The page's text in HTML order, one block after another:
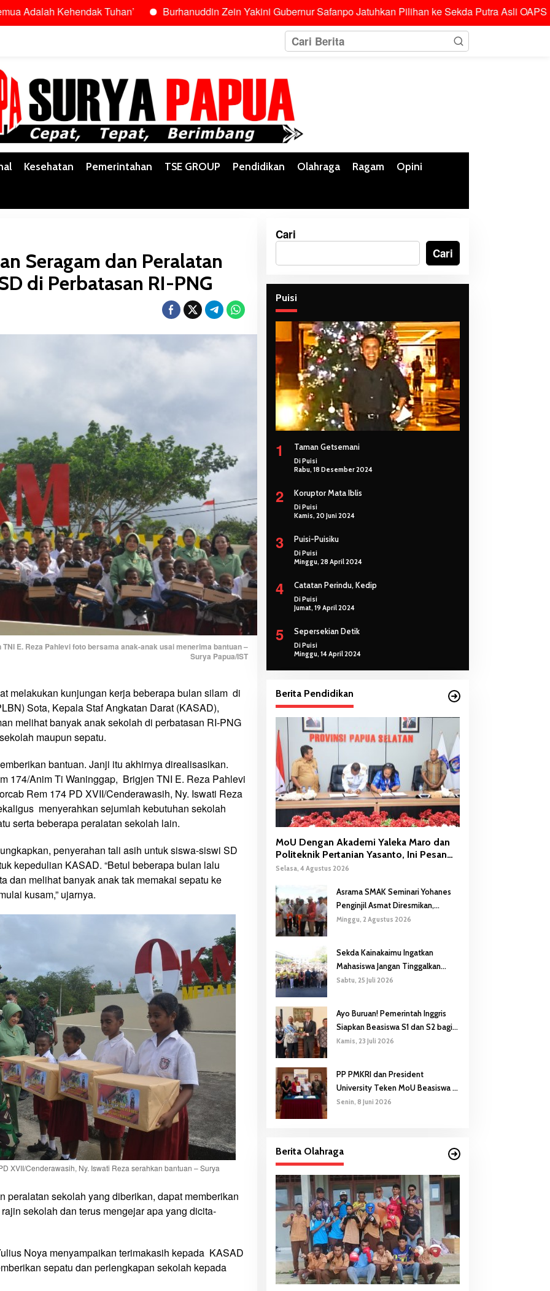
Tuhan’ Burhanuddin Zein Yakini Gubernur Safanpo Jatuhkan Pilihan ke Sekda Putra Asli OAPS Tolak
Kesehatan Pemerintahan TSE GROUP Pendidikan Olahraga Ragam Opini
Seragam dan Peralatan
di Perbatasan RI-PNG
E. Reza Pahlevi foto bersama anak-anak usai menerima bantuan –
Surya Papua/IST
melakukan kunjungan kerja beberapa bulan silam di
Sota, Kepala Staf Angkatan Darat (KASAD),
melihat banyak anak sekolah di perbatasan RI-PNG
maupun sepatu.
bantuan. Janji itu akhirnya direalisasikan.
174/Anim Ti Waninggap, Brigjen TNI E. Reza Pahlevi
Rem 174 PD XVII/Cenderawasih, Ny. Iswati Reza
menyerahkan sejumlah kebutuhan sekolah
serta beberapa peralatan sekolah lain.
penyerahan tali asih untuk siswa-siswi SD
kepedulian KASAD. “Betul beberapa bulan lalu
dan melihat banyak anak tak memakai sepatu ke
kusam,” ujarnya.
XVII/Cenderawasih, Ny. Iswati Reza serahkan bantuan – Surya
peralatan sekolah yang diberikan, dapat memberikan
sekolah dan terus mengejar apa yang dicita-
Noya menyampaikan terimakasih kepada KASAD
sepatu dan perlengkapan sekolah kepada
Cari
Cari
Puisi
1 Taman Getsemani
Di Puisi
Rabu, 18 Desember 2024
2 Koruptor Mata Iblis
Di Puisi
Kamis, 20 Juni 2024
3 Puisi-Puisiku
Di Puisi
Minggu, 28 April 2024
4 Catatan Perindu, Kedip
Di Puisi
Jumat, 19 April 2024
5 Sepersekian Detik
Di Puisi
Minggu, 14 April 2024
Berita Pendidikan
MoU Dengan Akademi Yaleka Maro dan
Politeknik Pertanian Yasanto, Ini Pesan
Gubernur Safanpo
Selasa, 4 Agustus 2026
Asrama SMAK Seminari Yohanes
Penginjil Asmat Diresmikan,
Gubernur Safanpo: Pentingnya
Minggu, 2 Agustus 2026
Sekda Kainakaimu Ingatkan
Mahasiswa Jangan Tinggalkan
‘Noda-Madu’ di Lokasi KKN
Sabtu, 25 Juli 2026
Ayo Buruan! Pemerintah Inggris
Siapkan Beasiswa S1 dan S2 bagi
Putra/Putri Papua Selatan
Kamis, 23 Juli 2026
PP PMKRI dan President
University Teken MoU Beasiswa S1
hingga S3
Senin, 8 Juni 2026
Berita Olahraga